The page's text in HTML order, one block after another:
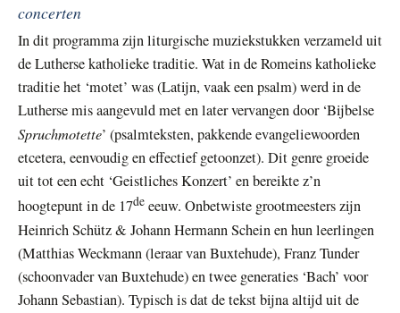
concerten
In dit programma zijn liturgische muziekstukken verzameld uit
de Lutherse katholieke traditie. Wat in de Romeins katholieke
traditie het ‘motet’ was (Latijn, vaak een psalm) werd in de
Lutherse mis aangevuld met en later vervangen door ‘Bijbelse
Spruchmotette’ (psalmteksten, pakkende evangeliewoorden
etcetera, eenvoudig en effectief getoonzet). Dit genre groeide
uit tot een echt ‘Geistliches Konzert’ en bereikte z’n
hoogtepunt in de 17de eeuw. Onbetwiste grootmeesters zijn
Heinrich Schütz & Johann Hermann Schein en hun leerlingen
(Matthias Weckmann (leraar van Buxtehude), Franz Tunder
(schoonvader van Buxtehude) en twee generaties ‘Bach’ voor
Johann Sebastian). Typisch is dat de tekst bijna altijd uit de